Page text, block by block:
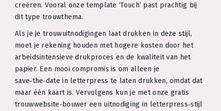
creëren. Vooral onze template ‘Touch’ past prachtig bij
dit type trouwthema.
Als je je trouwuitnodigingen laat drukken in deze stijl,
moet je rekening houden met hogere kosten door het
arbeidsintensieve drukproces en de kwaliteit van het
papier. Een mooi compromis is om alleen je
save‑the‑date in letterpress te laten drukken, omdat dat
maar één kaart is. Vervolgens kun je met onze gratis
trouwwebsite‑bouwer een uitnodiging in letterpress‑stijl